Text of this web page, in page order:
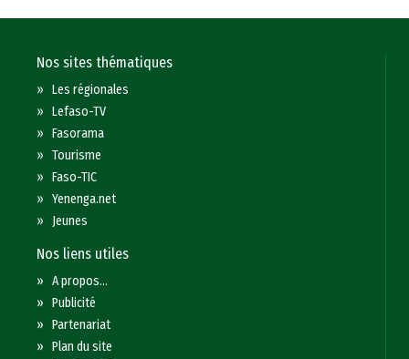
Nos sites thématiques
»Les régionales
»Lefaso-TV
»Fasorama
»Tourisme
»Faso-TIC
»Yenenga.net
» Jeunes
Nos liens utiles
»A propos...
»Publicité
»Partenariat
»Plan du site